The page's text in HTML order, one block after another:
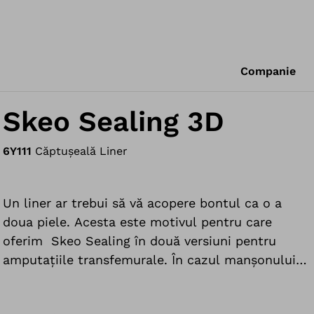
Companie
Skeo Sealing 3D
6Y111 Căptușeală Liner
Un liner ar trebui să vă acopere bontul ca o a
doua piele. Acesta este motivul pentru care
oferim Skeo Sealing în două versiuni pentru
amputațiile transfemurale. În cazul manșonului